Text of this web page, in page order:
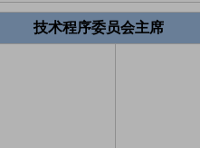
技术程序委员会主席